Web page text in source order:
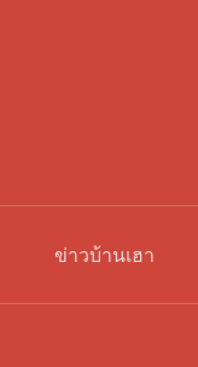
ข่าวบ้านเฮา